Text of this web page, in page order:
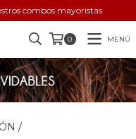
combos mayoristas
0 MENÚ
/